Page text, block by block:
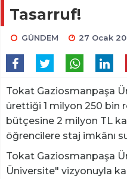
Tasarruf!
GÜNDEM 27 Ocak
Tokat Gaziosmanpaşa
ürettiği 1 milyon 250 bin
bütçesine 2 milyon TL
öğrencilere staj imkânı
Tokat Gaziosmanpaşa
Üniversite" vizyonuyla